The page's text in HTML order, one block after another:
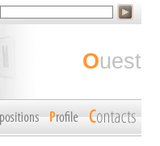
ouest